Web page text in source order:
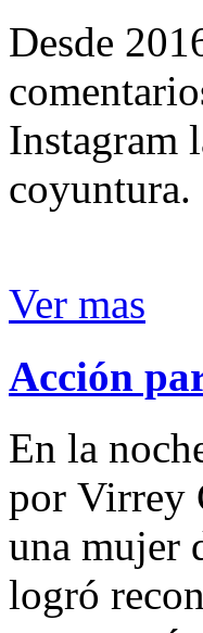
Desde
Instagram
coyuntura.
Ver mas
Acción
En la
por Virrey
una mujer
logró